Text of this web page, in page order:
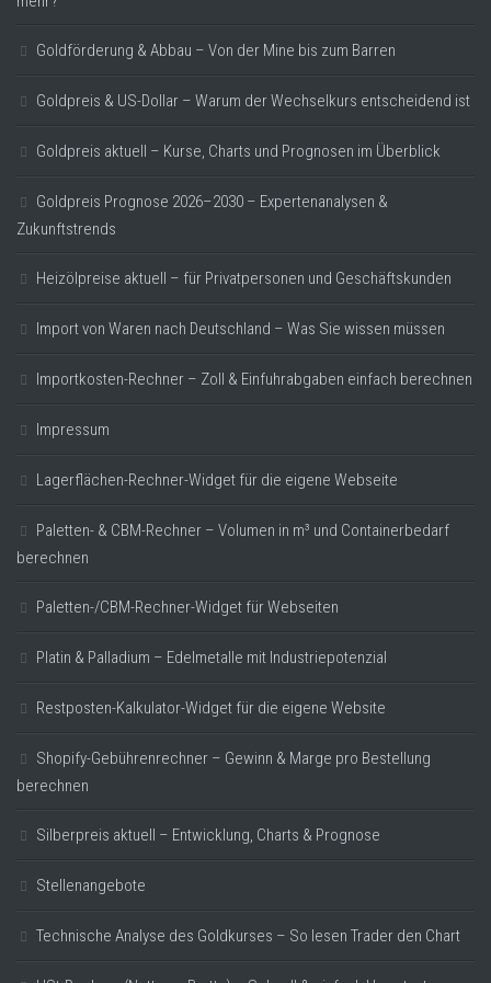
Goldförderung & Abbau – Von der Mine bis zum Barren
Goldpreis & US-Dollar – Warum der Wechselkurs entscheidend ist
Goldpreis aktuell – Kurse, Charts und Prognosen im Überblick
Goldpreis Prognose 2026–2030 – Expertenanalysen &
Zukunftstrends
Heizölpreise aktuell – für Privatpersonen und Geschäftskunden
Import von Waren nach Deutschland – Was Sie wissen müssen
Importkosten-Rechner – Zoll & Einfuhrabgaben einfach berechnen
Impressum
Lagerflächen-Rechner-Widget für die eigene Webseite
Paletten- & CBM-Rechner – Volumen in m³ und Containerbedarf
berechnen
Paletten-/CBM-Rechner-Widget für Webseiten
Platin & Palladium – Edelmetalle mit Industriepotenzial
Restposten-Kalkulator-Widget für die eigene Website
Shopify-Gebührenrechner – Gewinn & Marge pro Bestellung
berechnen
Silberpreis aktuell – Entwicklung, Charts & Prognose
Stellenangebote
Technische Analyse des Goldkurses – So lesen Trader den Chart